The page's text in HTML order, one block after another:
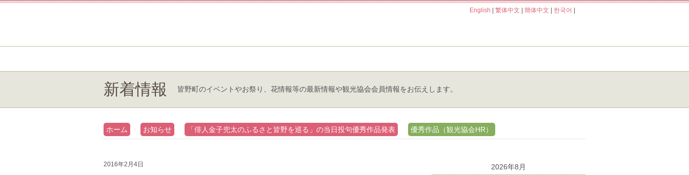
English 繁体中文 簡体中文 한국어
新着情報 皆野町のイベントやお祭り、花情報等の最新情報や観光協会会員情報をお伝えします。
ホーム お知らせ 「俳人金子兜太のふるさと皆野を巡る」の当日投句優秀作品発表 優秀作品（観光協会HR）
2026年8月
2016年2月4日